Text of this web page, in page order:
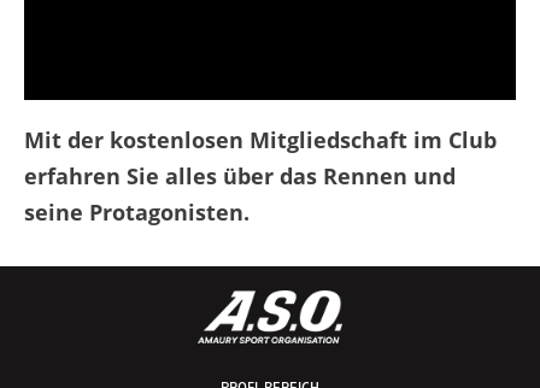
Mit der kostenlosen Mitgliedschaft im Club
erfahren Sie alles über das Rennen und
seine Protagonisten.